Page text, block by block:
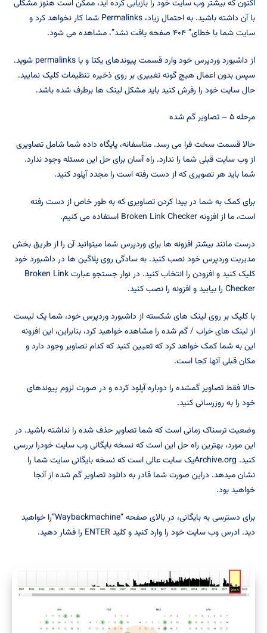
اکنون که بیشتر وب سایت خود را بازیابی کرده اید، ممکن است هنوز مشکلی
با آن داشته باشید. به احتمال زیاد، Permalinks شما کار نخواهد کرد و
سایت شما با خطای” ۴۰۴ صفحه یافت نشد”، مشاهده می شود.
از داشبورد وردپرس خود وارد قسمت پیوندهای یکتا و یا permalinks شوید.
سپس بدون اعمال هیچ گونه تغییری بر روی ذخیره تنظیمات کلیک نمایید.
حال سایت خود را رفرش کنید باید مشکل لینک ها برطرف شده باشد.
مرحله ۵ – تصاویر گم شده
حالا قسمت سخت فرا می رسد. متاسفانه، پایگاه داده شما شامل تصاویری
از وب سایت قبلی شما را ندارد. راه آسان برای حل این مسئله وجود ندارد.
شما باید هر تصویری که از دست رفته است را مجدد آپلود کنید.
برای کمک به شما در پیدا کردن تصاویری که به طور خاص از دست رفته
است، ما از افزونه Broken Link Checker استفاده می کنیم.
درست مانند بیشتر افزونه ها برای وردپرس شما میتوانید آن را از طریق بخش
مدیریت وردپرس خود نصب کنید. به سادگی روی پلاگین ها در داشبورد خود
کلیک کنید و افزودن را انتخاب کنید. در نوار جستجو عبارت Broken Link
Checker را بیابید و افزونه را نصب کنید.
با کلیک بر روی لینک های شکسته از داشبورد وردپرس خود، شما یک لیست
از لینک های خراب / گم شده را مشاهده خواهید کرد، بنابراین، این افزونه
این به شما کمک خواهد کرد که تعیین کنید که کدام تصاویر وجود دارد و
مکان قبلی آنها کجا است.
حالا فقط تصاویر گمشده را دوباره آپلود کرده و در صورت لزوم پیوندهای
خود را به روزرسانی کنید.
وضعیت ترسناک زمانی است که شما تصاویر حذف شده را نداشته باشید. در
این مورد، بهترین راه حل این است که نسخه بایگانی وب سایت خودرا بررسی
کنید. Archive.orgیک سایت عالی است که نسخه بایگانی سایت شما را
نشان میدهد. دراین صورت شما قادر به دانلود تصاویر گم شده از آنجا
خواهید بود.
برای دسترسی به بایگانی، در بالای صفحه “Waybackmachine”را خواهید
دید. ادرس وب سایت خود را وارد کنید و کلید ENTER را فشار دهید.